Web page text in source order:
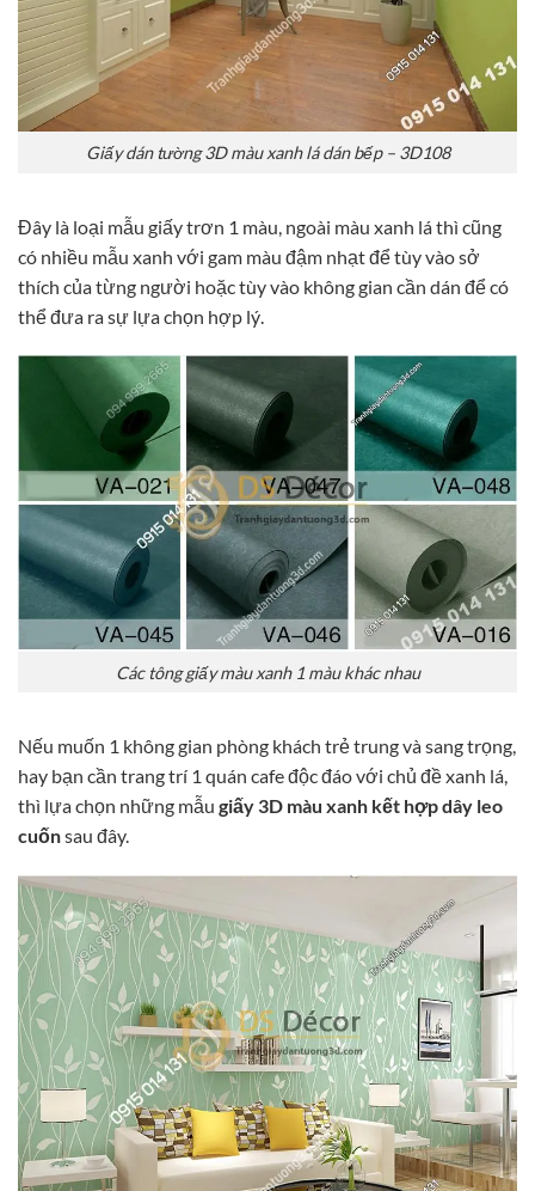
Giấy dán tường 3D màu xanh lá dán bếp – 3D108
Đây là loại mẫu giấy trơn 1 màu, ngoài màu xanh lá thì cũng
có nhiều mẫu xanh với gam màu đậm nhạt để tùy vào sở
thích của từng người hoặc tùy vào không gian cần dán để có
thể đưa ra sự lựa chọn hợp lý.
Các tông giấy màu xanh 1 màu khác nhau
Nếu muốn 1 không gian phòng khách trẻ trung và sang trọng,
hay bạn cần trang trí 1 quán cafe độc đáo với chủ đề xanh lá,
thì lựa chọn những mẫu giấy 3D màu xanh kết hợp dây leo
cuốnsau đây.